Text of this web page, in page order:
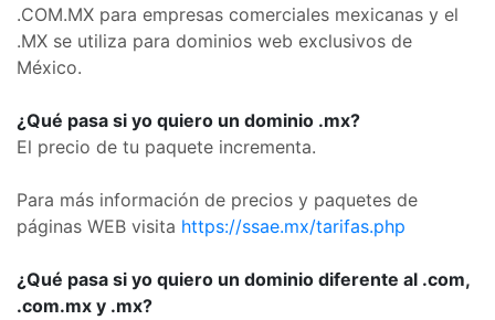
.COM.MX para empresas comerciales mexicanas y el
.MX se utiliza para dominios web exclusivos de
México.
¿Qué pasa si yo quiero un dominio .mx?
El precio de tu paquete incrementa.
Para más información de precios y paquetes de
páginas WEB visita https://ssae.mx/tarifas.php
¿Qué pasa si yo quiero un dominio diferente al .com,
.com.mx y .mx?